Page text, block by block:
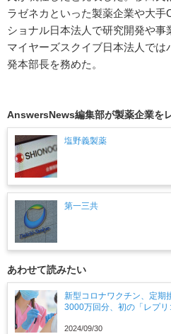
ラゼネカといった製薬企業や大
ショナル日本法人で研究開発や事
マイヤーズスクイブ日本法人で
発本部長を務めた。
AnswersNews編集部が製薬企業を
塩野義製薬
第一三共
あわせて読みたい
新型コロナワクチン、定
3000万回分、初の「レプリ
2024/09/30